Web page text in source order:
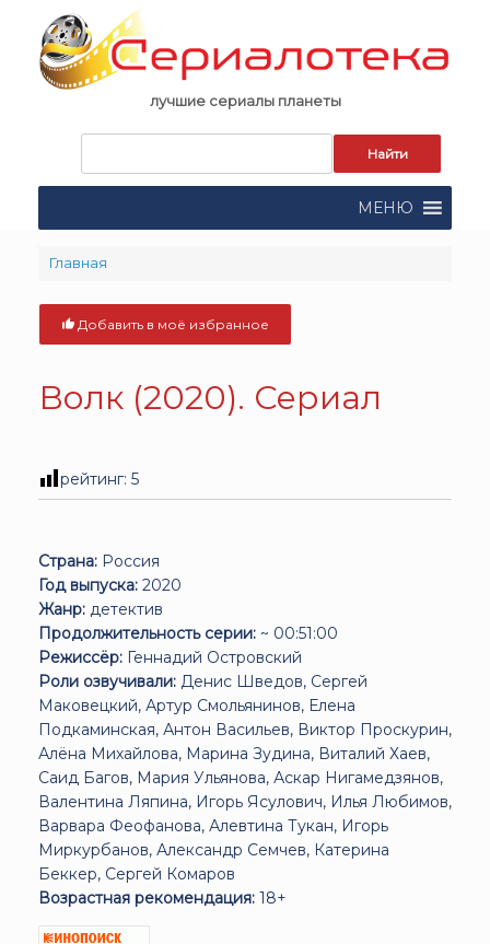
content
лучшие сериалы планеты
поиска:
МЕНЮ
Главная
Добавить в моё избранное
Волк (2020). Сериал
рейтинг: 5
Страна: Россия
Год выпуска: 2020
Жанр: детектив
Продолжительность серии: ~ 00:51:00
Режиссёр: Геннадий Островский
Роли озвучивали: Денис Шведов, Сергей
Маковецкий, Артур Смольянинов, Елена
Подкаминская, Антон Васильев, Виктор Проскурин,
Алёна Михайлова, Марина Зудина, Виталий Хаев,
Саид Багов, Мария Ульянова, Аскар Нигамедзянов,
Валентина Ляпина, Игорь Ясулович, Илья Любимов,
Варвара Феофанова, Алевтина Тукан, Игорь
Миркурбанов, Александр Семчев, Катерина
Беккер, Сергей Комаров
Возрастная рекомендация: 18+